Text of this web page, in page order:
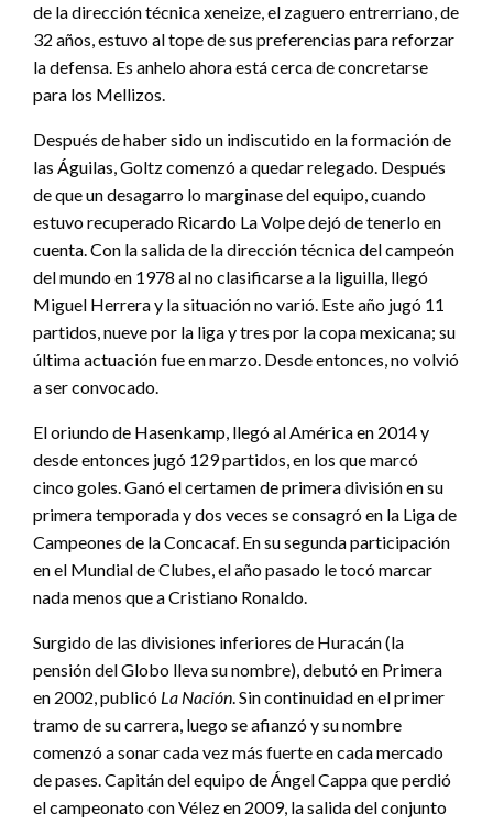
de la dirección técnica xeneize, el zaguero entrerriano, de
32 años, estuvo al tope de sus preferencias para reforzar
la defensa. Es anhelo ahora está cerca de concretarse
para los Mellizos.
Después de haber sido un indiscutido en la formación de
las Águilas, Goltz comenzó a quedar relegado. Después
de que un desagarro lo marginase del equipo, cuando
estuvo recuperado Ricardo La Volpe dejó de tenerlo en
cuenta. Con la salida de la dirección técnica del campeón
del mundo en 1978 al no clasificarse a la liguilla, llegó
Miguel Herrera y la situación no varió. Este año jugó 11
partidos, nueve por la liga y tres por la copa mexicana; su
última actuación fue en marzo. Desde entonces, no volvió
a ser convocado.
El oriundo de Hasenkamp, llegó al América en 2014 y
desde entonces jugó 129 partidos, en los que marcó
cinco goles. Ganó el certamen de primera división en su
primera temporada y dos veces se consagró en la Liga de
Campeones de la Concacaf. En su segunda participación
en el Mundial de Clubes, el año pasado le tocó marcar
nada menos que a Cristiano Ronaldo.
Surgido de las divisiones inferiores de Huracán (la
pensión del Globo lleva su nombre), debutó en Primera
en 2002, publicó La Nación. Sin continuidad en el primer
tramo de su carrera, luego se afianzó y su nombre
comenzó a sonar cada vez más fuerte en cada mercado
de pases. Capitán del equipo de Ángel Cappa que perdió
el campeonato con Vélez en 2009, la salida del conjunto